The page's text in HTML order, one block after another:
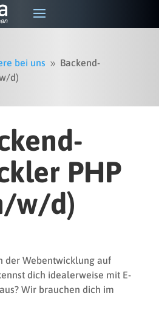
bei uns 9 Backend-
d)
PHP
w/d)
der Webentwicklung auf
dich idealerweise mit E-
Wir brauchen dich im